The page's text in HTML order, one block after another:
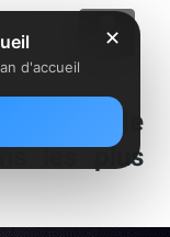
le
les plus
✕
d'accueil